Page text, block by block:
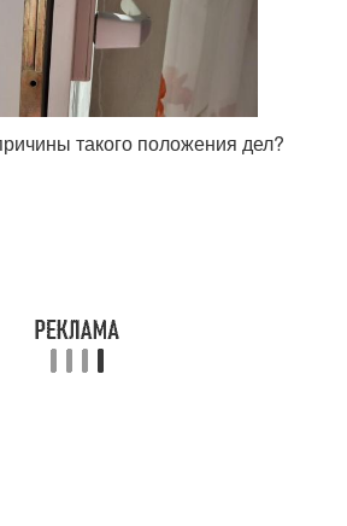
такого положения дел?